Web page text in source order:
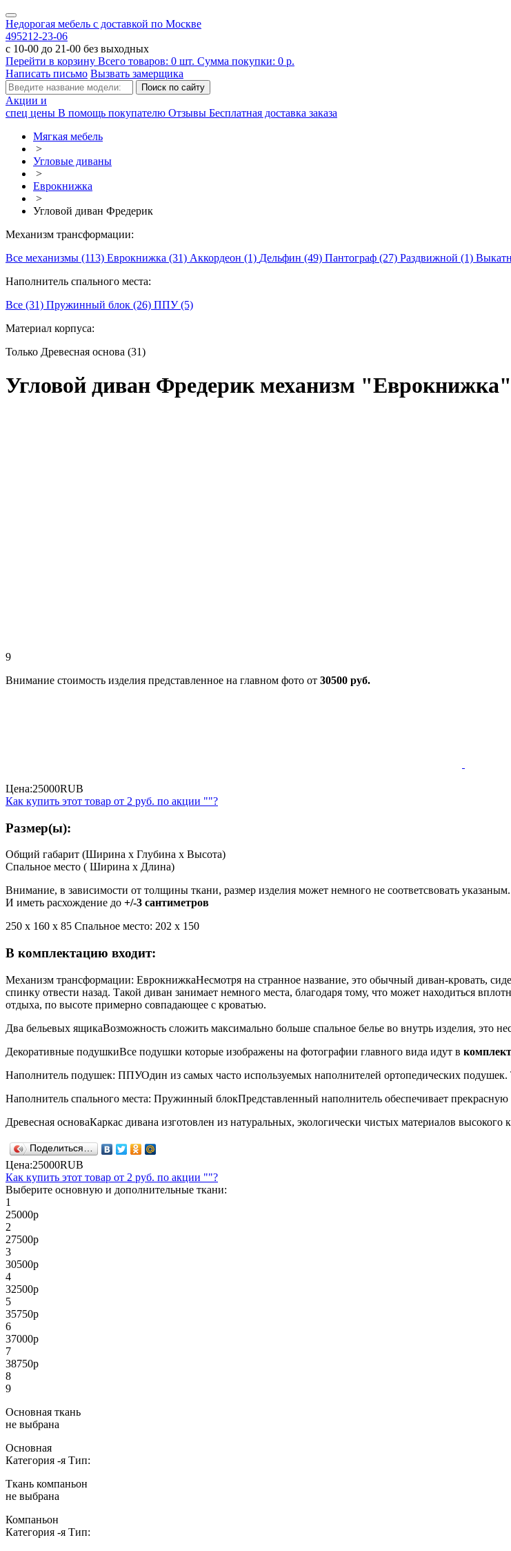
Недорогая мебель с доставкой по Москве
495212-23-06
с 10-00 до 21-00 без выходных
Перейти в корзину Всего товаров: 0 шт. Сумма покупки: 0 р.
Написать письмо Вызвать замерщика
Акции и
спец цены В помощь покупателю Отзывы Бесплатная доставка заказа
Мягкая мебель
>
Угловые диваны
>
Еврокнижка
>
Угловой диван Фредерик
Механизм трансформации:
Все механизмы (113) Еврокнижка (31) Аккордеон (1) Дельфин (49) Пантограф (27) Раздвижной (1)
Наполнитель спального места:
Все (31) Пружинный блок (26) ППУ (5)
Материал корпуса:
Только Древесная основа (31)
Угловой диван Фредерик механизм "Еврокнижка"
9
Внимание стоимость изделия представленное на главном фото от 30500 руб.
Цена:25000RUB
Как купить этот товар от 2 руб. по акции ""?
Размер(ы):
Общий габарит (Ширина x Глубина x Высота)
Спальное место ( Ширина x Длина)
Внимание, в зависимости от толщины ткани, размер изделия может немного не соответсвовать указаным.
И иметь расхождение до +/-3 сантиметров
250 х 160 x 85 Спальное место: 202 х 150
В комплектацию входит:
Механизм трансформации: ЕврокнижкаНесмотря на странное название, это обычный диван-кровать,
спинку отвести назад. Такой диван занимает немного места, благодаря тому, что может находиться
отдыха, по высоте примерно совпадающее с кроватью.
Два бельевых ящикаВозможность сложить максимально больше спальное белье во внутрь изделия, это
Декоративные подушкиВсе подушки которые изображены на фотографии главного вида идут в
Наполнитель подушек: ППУОдин из самых часто используемых наполнителей ортопедических
Наполнитель спального места: Пружинный блокПредставленный наполнитель обеспечивает
Древесная основаКаркас дивана изготовлен из натуральных, экологически чистых материалов
Поделиться…
Цена:25000RUB
Как купить этот товар от 2 руб. по акции ""?
Выберите основную и дополнительные ткани:
1
25000р
2
27500р
3
30500р
4
32500р
5
35750р
6
37000р
7
38750р
8
9
Основная ткань
не выбрана
Основная
Категория -я Тип:
Ткань компаньон
не выбрана
Компаньон
Категория -я Тип: